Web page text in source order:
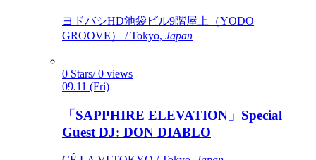
ヨドバシHD池袋ビル9階屋上（YODO
GROOVE） / Tokyo, Japan
0 Stars/ 0 views
09.11 (Fri)
「SAPPHIRE ELEVATION」Special
Guest DJ: DON DIABLO